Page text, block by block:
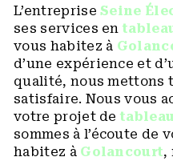
L’entrepriseSeine
ses services en
vous habitez à
d’une expérience et
qualité, nous mettons
satisfaire. Nous vous
votre projet de
sommes à l’écoute de
habitez à Golancourt,